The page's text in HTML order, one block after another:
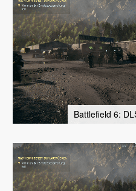
Battlefield 6: